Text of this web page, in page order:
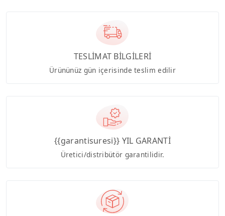
TESLİMAT BİLGİLERİ
Ürününüz gün içerisinde teslim edilir
{{garantisuresi}} YIL GARANTİ
Üretici/distribütör garantilidir.